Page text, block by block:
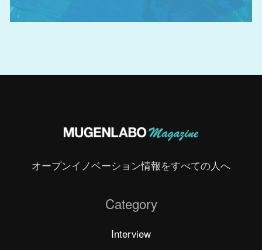
オープンイノベーション情報をすべての人へ
Category
Interview